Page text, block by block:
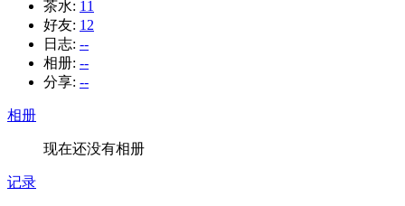
茶水: 11
好友: 12
日志: --
相册: --
分享: --
相册
现在还没有相册
记录